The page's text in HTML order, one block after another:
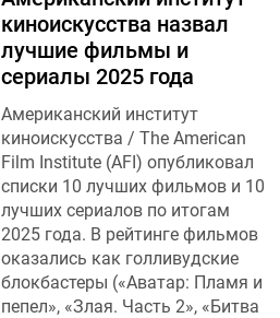
киноискусства назвал
лучшие фильмы и
сериалы 2025 года
Американский институт
киноискусства / The American
Film Institute (AFI) опубликовал
списки 10 лучших фильмов и 10
лучших сериалов по итогам
2025 года. В рейтинге фильмов
оказались как голливудские
блокбастеры («Аватар: Пламя и
пепел», «Злая. Часть 2», «Битва